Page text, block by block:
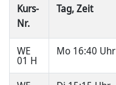
Kurs-
Nr.
Tag, Zeit
WE
01 H
Mo 16:40 Uhr